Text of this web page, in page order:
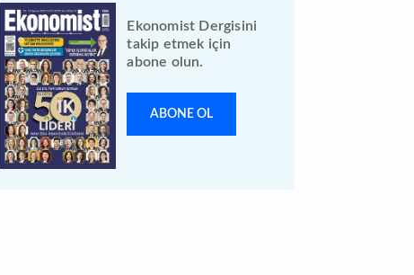
Ekonomist Dergisini
takip etmek için
abone olun.
ABONE OL